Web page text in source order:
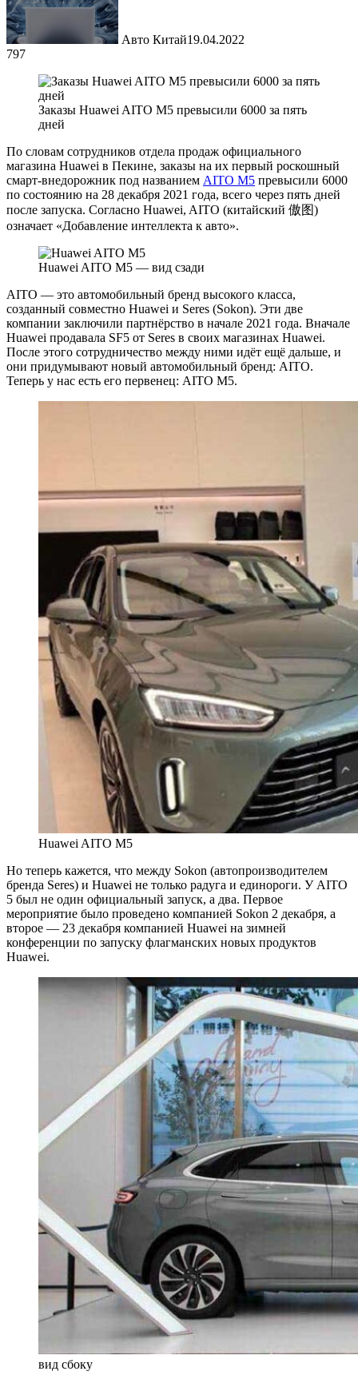
Авто Китай19.04.2022
797
Заказы Huawei AITO M5 превысили 6000 за пять
дней
По словам сотрудников отдела продаж официального
магазина Huawei в Пекине, заказы на их первый роскошный
смарт-внедорожник под названием AITO M5 превысили 6000
по состоянию на 28 декабря 2021 года, всего через пять дней
после запуска. Согласно Huawei, AITO (китайский 傲图)
означает «Добавление интеллекта к авто».
Huawei AITO M5 — вид сзади
AITO — это автомобильный бренд высокого класса,
созданный совместно Huawei и Seres (Sokon). Эти две
компании заключили партнёрство в начале 2021 года. Вначале
Huawei продавала SF5 от Seres в своих магазинах Huawei.
После этого сотрудничество между ними идёт ещё дальше, и
они придумывают новый автомобильный бренд: AITO.
Теперь у нас есть его первенец: AITO M5.
Huawei AITO M5
Но теперь кажется, что между Sokon (автопроизводителем
бренда Seres) и Huawei не только радуга и единороги. У AITO
5 был не один официальный запуск, а два. Первое
мероприятие было проведено компанией Sokon 2 декабря, а
второе — 23 декабря компанией Huawei на зимней
конференции по запуску флагманских новых продуктов
Huawei.
вид сбоку